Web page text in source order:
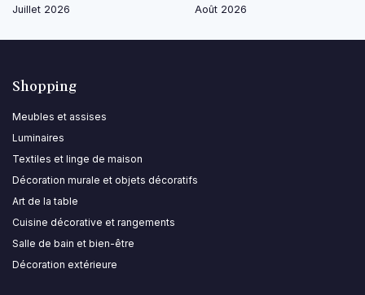
Juillet 2026
Août 2026
Shopping
Meubles et assises
Luminaires
Textiles et linge de maison
Décoration murale et objets décoratifs
Art de la table
Cuisine décorative et rangements
Salle de bain et bien-être
Décoration extérieure